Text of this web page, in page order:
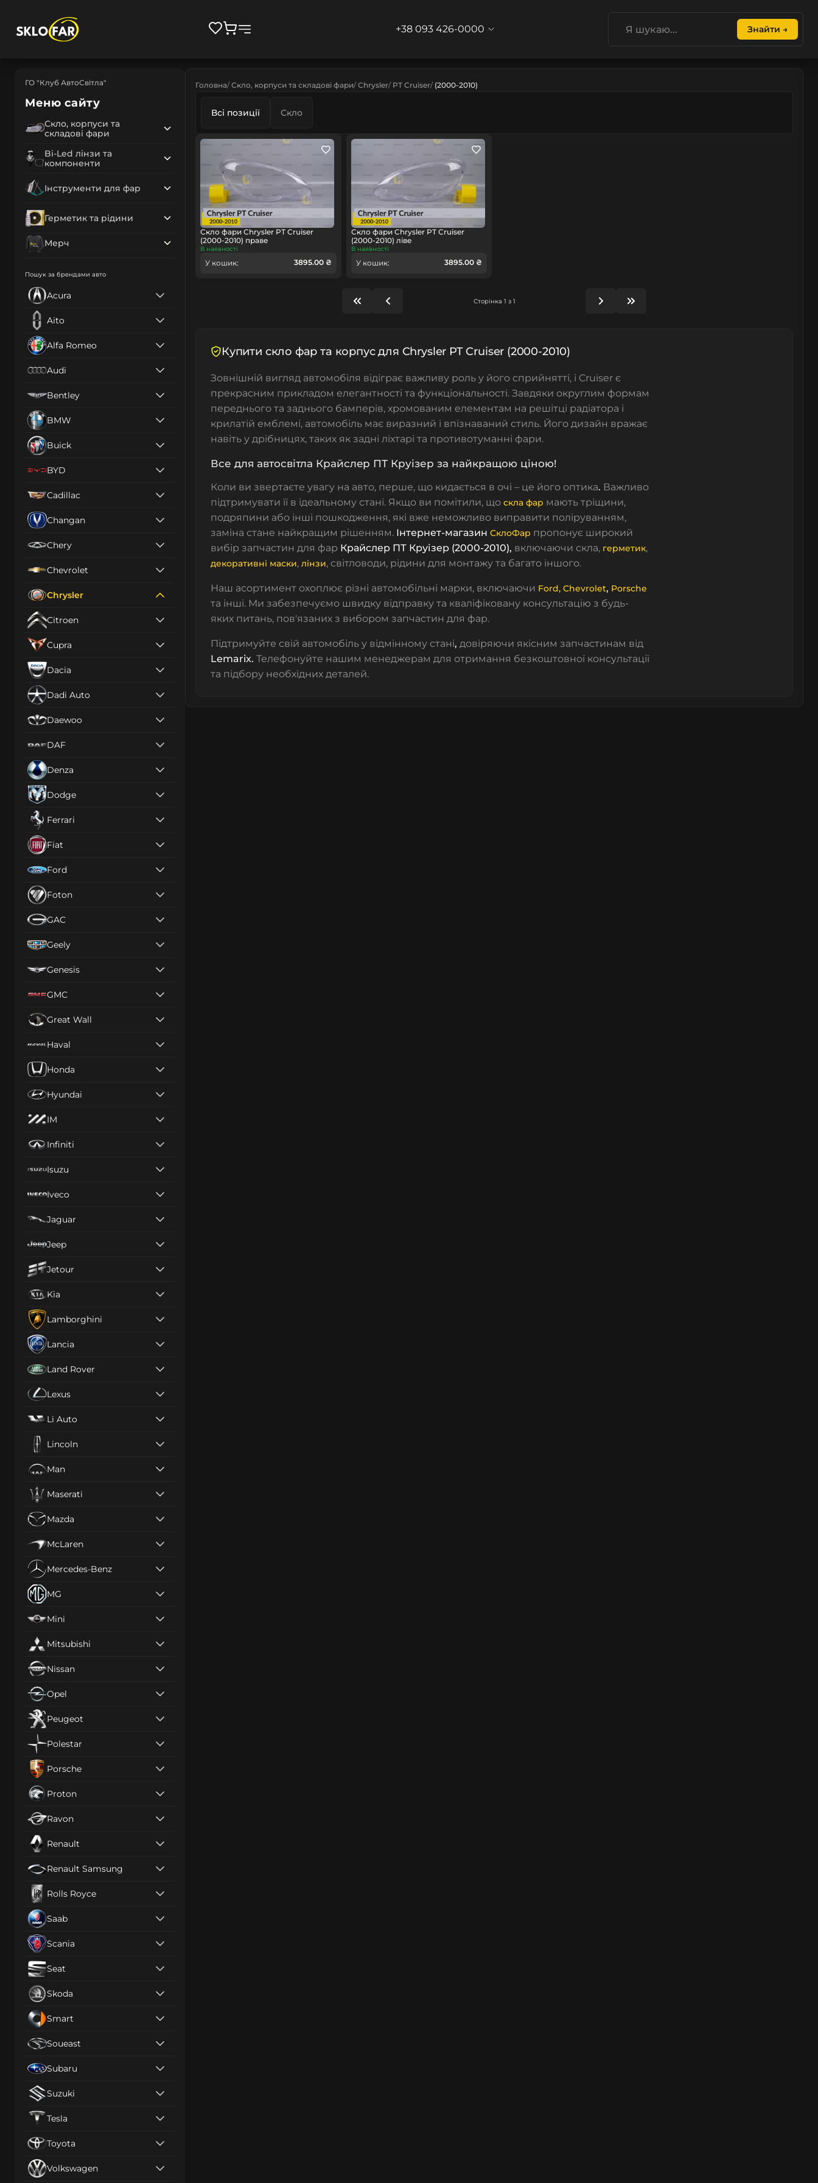
+38 093 426-0000 Знайти →
ГО "Клуб АвтоСвітла"
Меню сайту
Скло, корпуси та
складові фари
Bi-Led лінзи та
компоненти
Інструменти для фар
Герметик та рідини
Мерч
Пошук за брендами авто
Acura
Aito
Alfa Romeo
Audi
Bentley
BMW
Buick
BYD
Cadillac
Changan
Chery
Chevrolet
Chrysler
Citroen
Cupra
Dacia
Dadi Auto
Daewoo
DAF
Denza
Dodge
Ferrari
Fiat
Ford
Foton
GAC
Geely
Genesis
GMC
Great Wall
Haval
Honda
Hyundai
IM
Infiniti
Isuzu
Iveco
Jaguar
Jeep
Jetour
Kia
Lamborghini
Lancia
Land Rover
Lexus
Li Auto
Lincoln
Man
Maserati
Mazda
McLaren
Mercedes-Benz
MG
Mini
Mitsubishi
Nissan
Opel
Peugeot
Polestar
Porsche
Proton
Ravon
Renault
Renault Samsung
Rolls Royce
Saab
Scania
Seat
Skoda
Smart
Soueast
Subaru
Suzuki
Tesla
Toyota
Volkswagen
Головна Скло, корпуси та складові фари Chrysler PT Cruiser (2000-2010)
Всі позиції Скло
Скло фари Chrysler PT Cruiser
(2000-2010) праве
В наявності
У кошик: 3895.00 ₴
Скло фари Chrysler PT Cruiser
(2000-2010) ліве
В наявності
У кошик: 3895.00 ₴
Сторінка 1 з 1
Купити скло фар та корпус для Chrysler PT Cruiser (2000-2010)
Зовнішній вигляд автомобіля відіграє важливу роль у його сприйнятті, і Cruiser є
прекрасним прикладом елегантності та функціональності. Завдяки округлим формам
переднього та заднього бамперів, хромованим елементам на решітці радіатора і
крилатій емблемі, автомобіль має виразний і впізнаваний стиль. Його дизайн вражає
навіть у дрібницях, таких як задні ліхтарі та противотуманні фари.
Все для автосвітла Крайcлeр ПТ Круізер за найкращою ціною!
Коли ви звертаєте увагу на авто, перше, що кидається в очі – це його оптика. Важливо
підтримувати її в ідеальному стані. Якщо ви помітили, що скла фар мають тріщини,
подряпини або інші пошкодження, які вже неможливо виправити поліруванням,
заміна стане найкращим рішенням. Інтернет-магазин СклоФар пропонує широкий
вибір запчастин для фар Крайcлeр ПТ Круізер (2000-2010), включаючи скла, герметик,
декоративні маски, лінзи, світловоди, рідини для монтажу та багато іншого.
Наш асортимент охоплює різні автомобільні марки, включаючи Ford, Chevrolet, Porsche
та інші. Ми забезпечуємо швидку відправку та кваліфіковану консультацію з будь-
яких питань, пов'язаних з вибором запчастин для фар.
Підтримуйте свій автомобіль у відмінному стані, довіряючи якісним запчастинам від
Lemarix. Телефонуйте нашим менеджерам для отримання безкоштовної консультації
та підбору необхідних деталей.